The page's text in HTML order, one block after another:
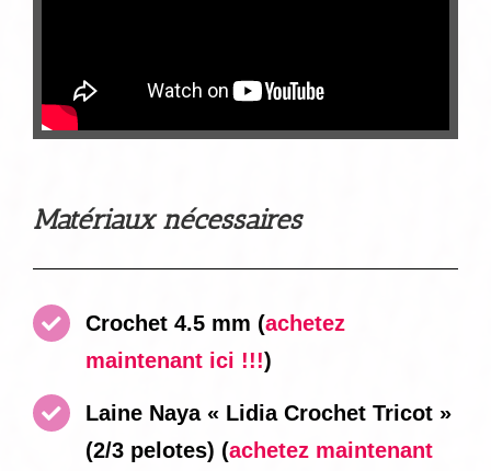
Matériaux nécessaires
Crochet 4.5 mm (achetez
maintenant ici !!!)
Laine Naya « Lidia Crochet Tricot »
(2/3 pelotes) (achetez maintenant